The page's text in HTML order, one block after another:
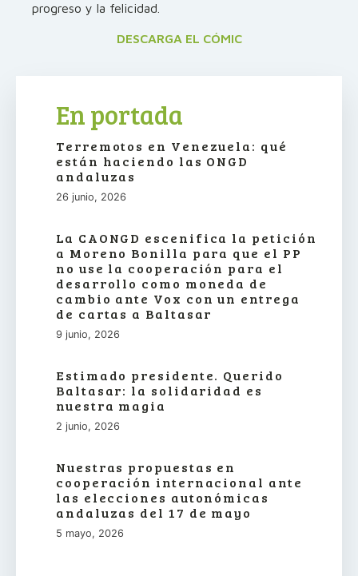
progreso y la felicidad.
DESCARGA EL CÓMIC
En portada
Terremotos en Venezuela: qué
están haciendo las ONGD
andaluzas
26 junio, 2026
La CAONGD escenifica la petición
a Moreno Bonilla para que el PP
no use la cooperación para el
desarrollo como moneda de
cambio ante Vox con un entrega
de cartas a Baltasar
9 junio, 2026
Estimado presidente. Querido
Baltasar: la solidaridad es
nuestra magia
2 junio, 2026
Nuestras propuestas en
cooperación internacional ante
las elecciones autonómicas
andaluzas del 17 de mayo
5 mayo, 2026